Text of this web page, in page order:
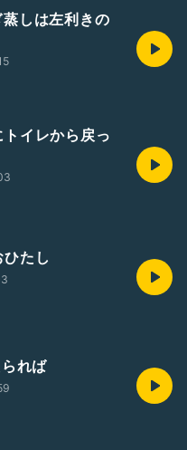
しは左利きの
イレから戻っ
たし
れば